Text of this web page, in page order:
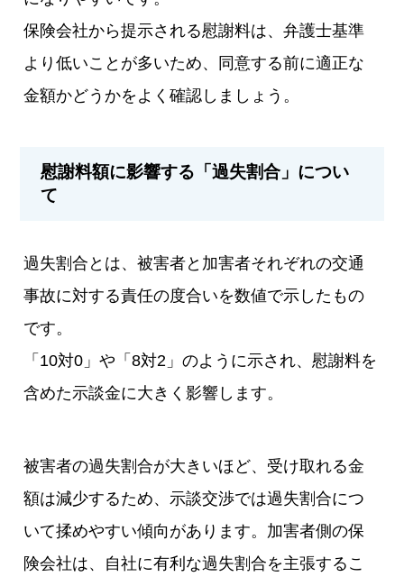
保険会社から提示される慰謝料は、弁護士基準
より低いことが多いため、同意する前に適正な
金額かどうかをよく確認しましょう。
慰謝料額に影響する「過失割合」につい
て
過失割合とは、被害者と加害者それぞれの交通
事故に対する責任の度合いを数値で示したもの
です。
「10対0」や「8対2」のように示され、慰謝料を
含めた示談金に大きく影響します。
被害者の過失割合が大きいほど、受け取れる金
額は減少するため、示談交渉では過失割合につ
いて揉めやすい傾向があります。加害者側の保
険会社は、自社に有利な過失割合を主張するこ